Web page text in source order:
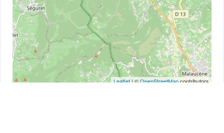
Leaflet| ©OpenStreetMapcontributors